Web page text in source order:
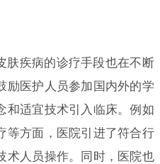
肤疾病的诊疗手段也在不断
励医护人员参加国内外的学
和适宜技术引入临床。例如
等方面，医院引进了符合行
术人员操作。同时，医院也